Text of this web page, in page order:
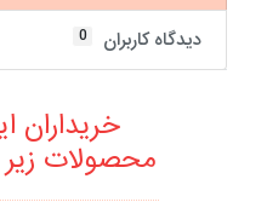
دیدگاه کاربران
0
محصولات زیر